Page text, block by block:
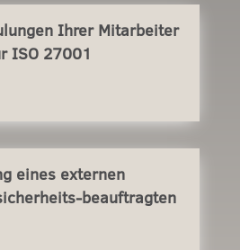
Ihrer Mitarbeiter
ISO 27001
eines externen
beauftragten